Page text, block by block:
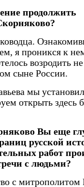
продолжить
я проникся к
возродить не
сыне России.
мы
открыть здесь
Вы еще
русской
работ
с людьми?
с